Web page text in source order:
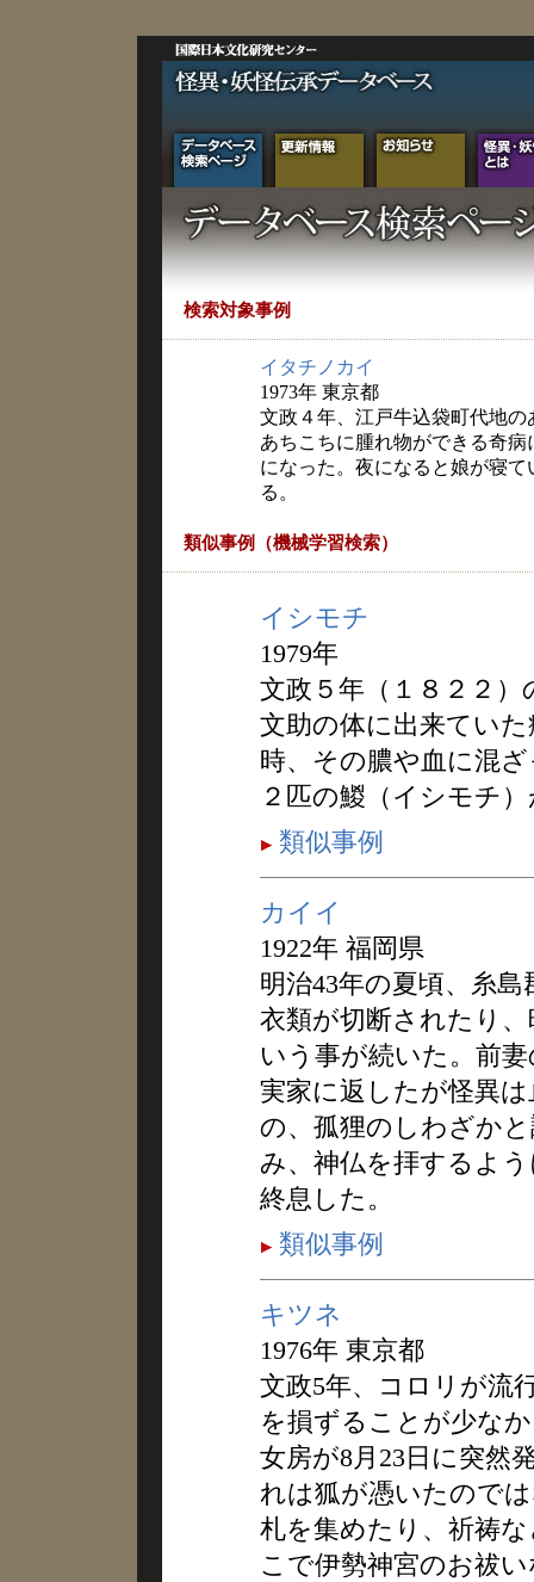
検索対象事例
イタチノカイ
1973年 東京都
文政４年、江戸牛込袋町代地
あちこちに腫れ物ができる奇
になった。夜になると娘が寝
る。
類似事例（機械学習検索）
イシモチ
1979年
文政５年（１８２２
文助の体に出来てい
時、その膿や血に混
２匹の鯼（イシモチ
類似事例
カイイ
1922年 福岡県
明治43年の夏頃、糸
衣類が切断されたり
いう事が続いた。前
実家に返したが怪異
の、孤狸のしわざか
み、神仏を拝するよ
終息した。
類似事例
キツネ
1976年 東京都
文政5年、コロリが流
を損ずることが少な
女房が8月23日に突然
れは狐が憑いたので
札を集めたり、祈祷
こで伊勢神宮のお祓